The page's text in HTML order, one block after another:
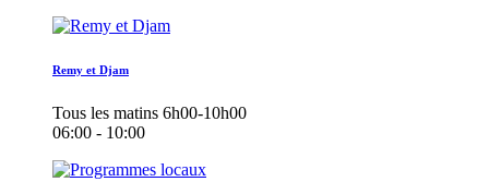
Remy et Djam
Tous les matins 6h00-10h00
06:00 - 10:00